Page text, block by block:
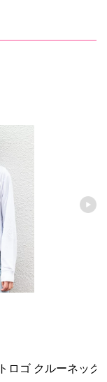
ロゴ クルーネッ